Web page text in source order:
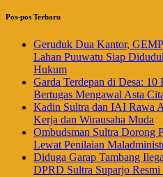
Pos-pos Terbaru
Geruduk Dua Kantor,
Lahan Puuwatu Siap
Hukum
Garda Terdepan di Desa:
Bertugas Mengawal Asta
Kadin Sultra dan IAI Rawa
Kerja dan Wirausaha Muda
Ombudsman Sultra Dorong
Lewat Penilaian
Diduga Garap Tambang
DPRD Sultra Suparjo Resmi